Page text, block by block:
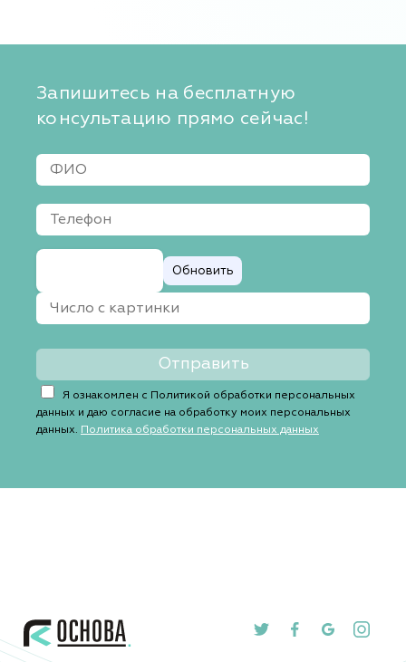
Запишитесь на бесплатную
консультацию прямо сейчас!
Обновить
Я ознакомлен с Политикой обработки персональных
данных и даю согласие на обработку моих персональных
данных. Политика обработки персональных данных